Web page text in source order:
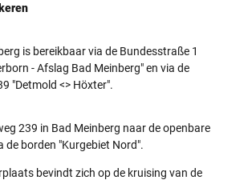
is bereikbaar via de Bundesstraße 1
- Afslag Bad Meinberg" en via de
"Detmold <> Höxter".
239 in Bad Meinberg naar de openbare
de borden "Kurgebiet Nord".
bevindt zich op de kruising van de